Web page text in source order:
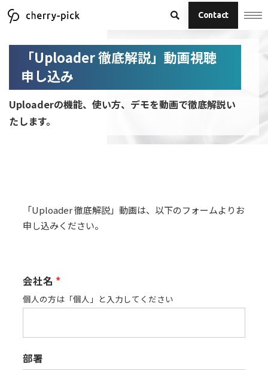
Contact
「Uploader 徹底解説」動画視聴
申し込み
Uploaderの機能、使い方、デモを動画で徹底解説い
たします。
「Uploader 徹底解説」動画は、以下のフォームよりお
申し込みください。
会社名
個人の方は「個人」と入力してください
部署